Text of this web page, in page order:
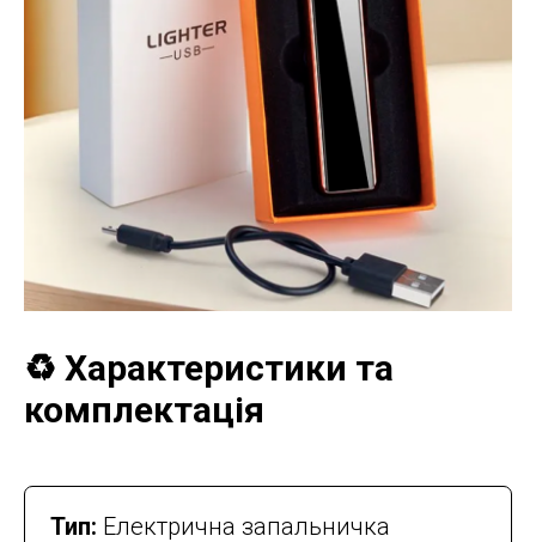
♻️ Характеристики та
комплектація
Тип: Електрична запальничка